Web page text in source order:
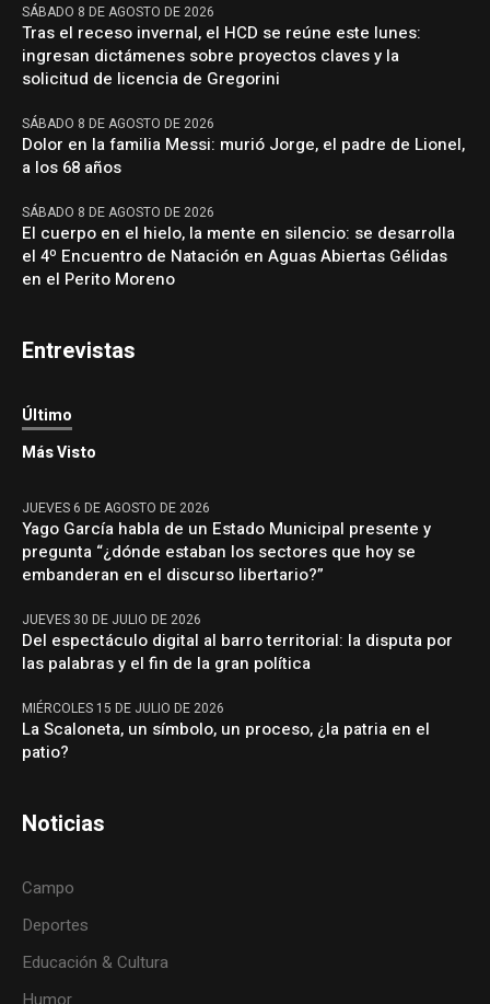
SÁBADO 8 DE AGOSTO DE 2026
Tras el receso invernal, el HCD se reúne este lunes:
ingresan dictámenes sobre proyectos claves y la
solicitud de licencia de Gregorini
SÁBADO 8 DE AGOSTO DE 2026
Dolor en la familia Messi: murió Jorge, el padre de Lionel,
a los 68 años
SÁBADO 8 DE AGOSTO DE 2026
El cuerpo en el hielo, la mente en silencio: se desarrolla
el 4º Encuentro de Natación en Aguas Abiertas Gélidas
en el Perito Moreno
Entrevistas
Último
Más Visto
JUEVES 6 DE AGOSTO DE 2026
Yago García habla de un Estado Municipal presente y
pregunta “¿dónde estaban los sectores que hoy se
embanderan en el discurso libertario?”
JUEVES 30 DE JULIO DE 2026
Del espectáculo digital al barro territorial: la disputa por
las palabras y el fin de la gran política
MIÉRCOLES 15 DE JULIO DE 2026
La Scaloneta, un símbolo, un proceso, ¿la patria en el
patio?
Noticias
Campo
Deportes
Educación & Cultura